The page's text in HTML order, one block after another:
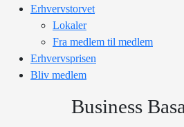
Erhvervstorvet
Lokaler
Fra medlem til medlem
Erhvervsprisen
Bliv medlem
Business